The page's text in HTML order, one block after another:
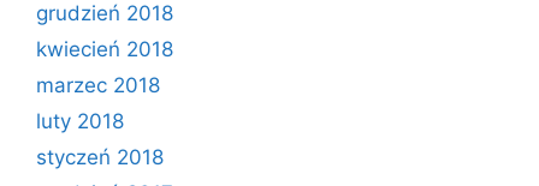
grudzień 2018
kwiecień 2018
marzec 2018
luty 2018
styczeń 2018